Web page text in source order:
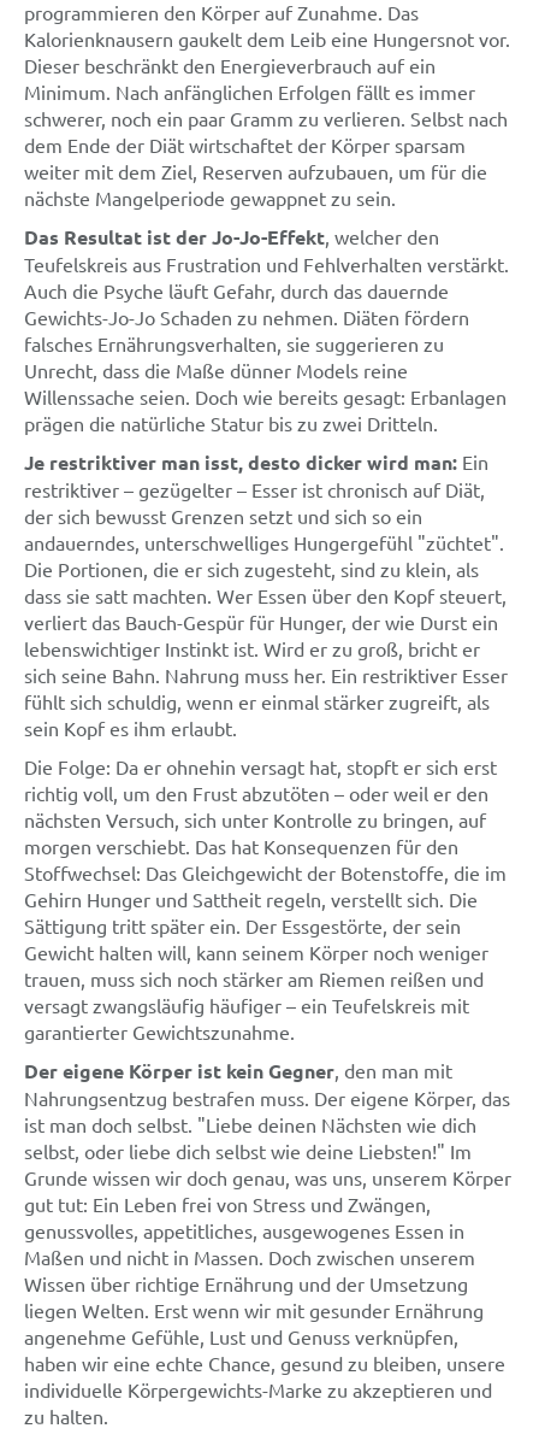
programmieren den Körper auf Zunahme. Das
Kalorienknausern gaukelt dem Leib eine Hungersnot vor.
Dieser beschränkt den Energieverbrauch auf ein
Minimum. Nach anfänglichen Erfolgen fällt es immer
schwerer, noch ein paar Gramm zu verlieren. Selbst nach
dem Ende der Diät wirtschaftet der Körper sparsam
weiter mit dem Ziel, Reserven aufzubauen, um für die
nächste Mangelperiode gewappnet zu sein.
Das Resultat ist der Jo-Jo-Effekt , welcher den
Teufelskreis aus Frustration und Fehlverhalten verstärkt.
Auch die Psyche läuft Gefahr, durch das dauernde
Gewichts-Jo-Jo Schaden zu nehmen. Diäten fördern
falsches Ernährungsverhalten, sie suggerieren zu
Unrecht, dass die Maße dünner Models reine
Willenssache seien. Doch wie bereits gesagt: Erbanlagen
prägen die natürliche Statur bis zu zwei Dritteln.
Je restriktiver man isst, desto dicker wird man: Ein
restriktiver – gezügelter – Esser ist chronisch auf Diät,
der sich bewusst Grenzen setzt und sich so ein
andauerndes, unterschwelliges Hungergefühl "züchtet".
Die Portionen, die er sich zugesteht, sind zu klein, als
dass sie satt machten. Wer Essen über den Kopf steuert,
verliert das Bauch-Gespür für Hunger, der wie Durst ein
lebenswichtiger Instinkt ist. Wird er zu groß, bricht er
sich seine Bahn. Nahrung muss her. Ein restriktiver Esser
fühlt sich schuldig, wenn er einmal stärker zugreift, als
sein Kopf es ihm erlaubt.
Die Folge: Da er ohnehin versagt hat, stopft er sich erst
richtig voll, um den Frust abzutöten – oder weil er den
nächsten Versuch, sich unter Kontrolle zu bringen, auf
morgen verschiebt. Das hat Konsequenzen für den
Stoffwechsel: Das Gleichgewicht der Botenstoffe, die im
Gehirn Hunger und Sattheit regeln, verstellt sich. Die
Sättigung tritt später ein. Der Essgestörte, der sein
Gewicht halten will, kann seinem Körper noch weniger
trauen, muss sich noch stärker am Riemen reißen und
versagt zwangsläufig häufiger – ein Teufelskreis mit
garantierter Gewichtszunahme.
Der eigene Körper ist kein Gegner , den man mit
Nahrungsentzug bestrafen muss. Der eigene Körper, das
ist man doch selbst. "Liebe deinen Nächsten wie dich
selbst, oder liebe dich selbst wie deine Liebsten!" Im
Grunde wissen wir doch genau, was uns, unserem Körper
gut tut: Ein Leben frei von Stress und Zwängen,
genussvolles, appetitliches, ausgewogenes Essen in
Maßen und nicht in Massen. Doch zwischen unserem
Wissen über richtige Ernährung und der Umsetzung
liegen Welten. Erst wenn wir mit gesunder Ernährung
angenehme Gefühle, Lust und Genuss verknüpfen,
haben wir eine echte Chance, gesund zu bleiben, unsere
individuelle Körpergewichts-Marke zu akzeptieren und
zu halten.